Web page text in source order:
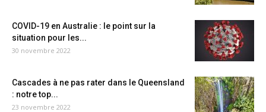
COVID-19 en Australie : le point sur la
situation pour les...
30 novembre 2022
Cascades à ne pas rater dans le Queensland
: notre top...
23 novembre 2022